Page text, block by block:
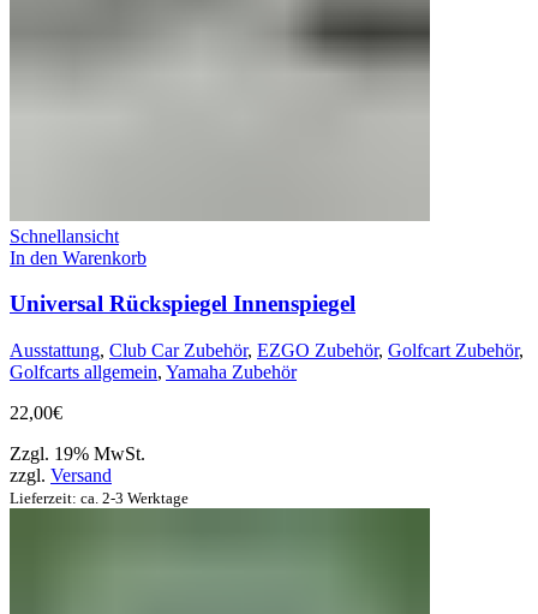
Schnellansicht
In den Warenkorb
Universal Rückspiegel Innenspiegel
Ausstattung, Club Car Zubehör, EZGO Zubehör, Golfcart Zubehör,
Golfcarts allgemein, Yamaha Zubehör
22,00€
Zzgl. 19% MwSt.
zzgl. Versand
Lieferzeit: ca. 2-3 Werktage